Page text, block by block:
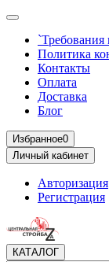
Политика
Контакты
Оплата
Доставка
Блог
Избранное0
Личный кабинет
Авторизация
Регистрация
КАТАЛОГ